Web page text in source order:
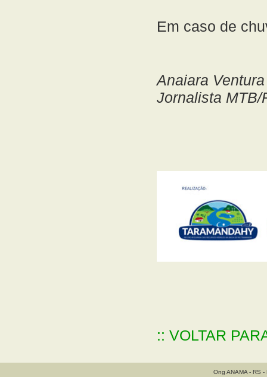
Em caso de
Anaiara
Jornalista MTB/
:: VOLTAR
Ong ANAMA - RS